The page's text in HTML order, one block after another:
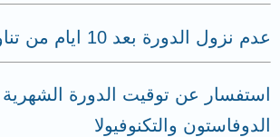
عدم نزول الدورة بعد 10 ايام من تناول دوفاستون
استفسار عن توقيت الدورة
الدوفاستون والتكنوفيولا